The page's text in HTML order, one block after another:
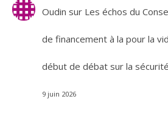
Oudin sur Les échos du
de financement à la pour la
début de débat sur la
9 juin 2026